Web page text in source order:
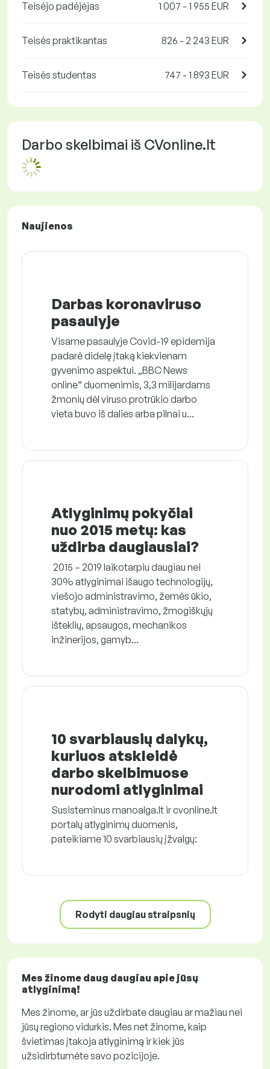
Teisėjo padėjėjas 1 007 - 1 955 EUR
Teisės praktikantas 826 - 2 243 EUR
Teisės studentas 747 - 1 893 EUR
Darbo skelbimai iš CVonline.lt
Naujienos
Darbas koronaviruso
pasaulyje
Visame pasaulyje Covid-19 epidemija
padarė didelę įtaką kiekvienam
gyvenimo aspektui. „BBC News
online“ duomenimis, 3,3 milijardams
žmonių dėl viruso protrūkio darbo
vieta buvo iš dalies arba pilnai u...
Atlyginimų pokyčiai
nuo 2015 metų: kas
uždirba daugiausiai?
2015 – 2019 laikotarpiu daugiau nei
30% atlyginimai išaugo technologijų,
viešojo administravimo, žemės ūkio,
statybų, administravimo, žmogiškųjų
išteklių, apsaugos, mechanikos
inžinerijos, gamyb...
10 svarbiausių dalykų,
kuriuos atskleidė
darbo skelbimuose
nurodomi atlyginimai
Susisteminus manoalga.lt ir cvonline.lt
portalų atlyginimų duomenis,
pateikiame 10 svarbiausių įžvalgų:
Rodyti daugiau straipsnių
Mes žinome daug daugiau apie jūsų
atlyginimą!
Mes žinome, ar jūs uždirbate daugiau ar mažiau nei
jūsų regiono vidurkis. Mes net žinome, kaip
švietimas įtakoja atlyginimą ir kiek jūs
užsidirbtumėte savo pozicijoje.